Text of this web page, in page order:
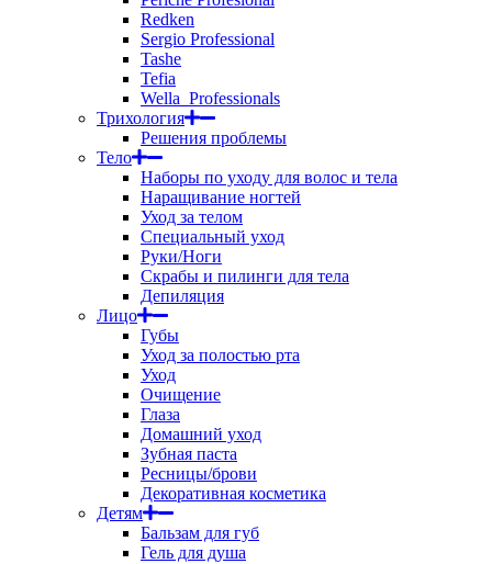
Redken
Sergio Professional
Tashe
Tefia
Wella_Professionals
Трихология
Решения проблемы
Тело
Наборы по уходу для волос и тела
Наращивание ногтей
Уход за телом
Специальный уход
Руки/Ноги
Скрабы и пилинги для тела
Депиляция
Лицо
Губы
Уход за полостью рта
Уход
Очищение
Глаза
Домашний уход
Зубная паста
Ресницы/брови
Декоративная косметика
Детям
Бальзам для губ
Гель для душа